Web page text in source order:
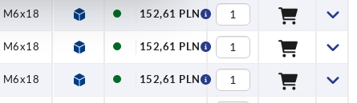
M6x18 152,61 PLN
M6x18 152,61 PLN
M6x18 152,61 PLN